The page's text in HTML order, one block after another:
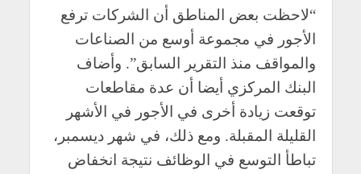
“لاحظت بعض المناطق أن الشركات ترفع
الأجور في مجموعة أوسع من الصناعات
والمواقف منذ التقرير السابق”. وأضاف
البنك المركزي أيضا أن عدة مقاطعات
توقعت زيادة أخرى في الأجور في الأشهر
القليلة المقبلة. ومع ذلك، في شهر ديسمبر،
تباطأ التوسع في الوظائف نتيجة انخفاض